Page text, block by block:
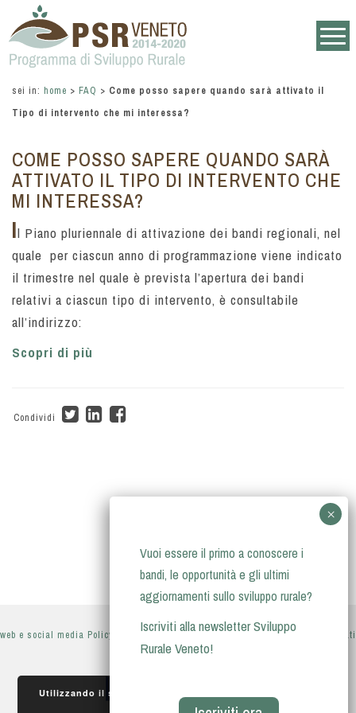
sei in: home > FAQ > Come posso sapere quando sarà attivato il
Tipo di intervento che mi interessa?
COME POSSO SAPERE QUANDO SARÀ
ATTIVATO IL TIPO DI INTERVENTO CHE
MI INTERESSA?
Il Piano pluriennale di attivazione dei bandi regionali, nel
quale per ciascun anno di programmazione viene indicato
il trimestre nel quale è prevista l’apertura dei bandi
relativi a ciascun tipo di intervento, è consultabile
all’indirizzo:
Scopri di più
Condividi
web e social media Policy privacy policy- informativa sul trattamento dei dati
personali
Vuoi essere il primo a conoscere i
bandi, le opportunità e gli ultimi
aggiornamenti sullo sviluppo rurale?
Iscriviti alla newsletter Sviluppo
Rurale Veneto!
Utilizzando il sito, accetti l'utilizzo dei cookie da parte